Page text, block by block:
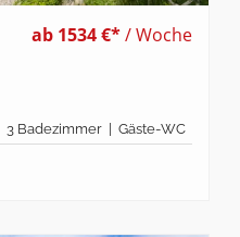
ab 1534 €*/ Woche
Badezimmer | Gäste-WC